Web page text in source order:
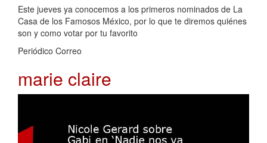
Este jueves ya conocemos a los primeros nominados de La
Casa de los Famosos México, por lo que te diremos quiénes
son y como votar por tu favorito
Periódico Correo
marie claire